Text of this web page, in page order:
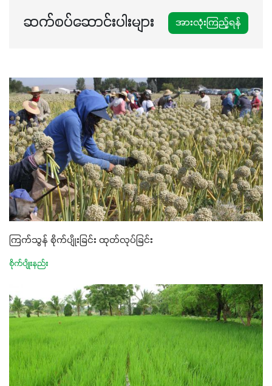
ဆက်စပ်ဆောင်းပါးများ အားလုံးကြည့်ရန်
ကြက်သွန် စိုက်ပျိုးခြင်း ထုတ်လုပ်ခြင်း
စိုက်ပျိုးနည်း